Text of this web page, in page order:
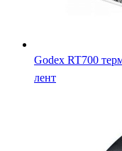
Godex DT-2x